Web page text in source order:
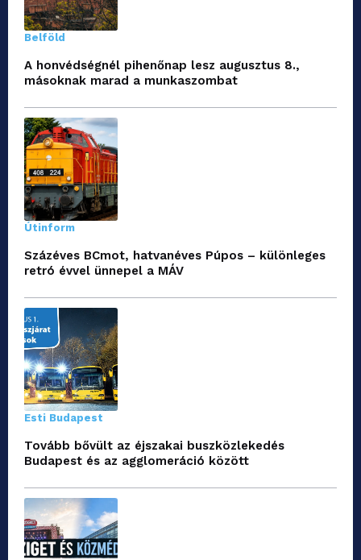
Belföld
A honvédségnél pihenőnap lesz augusztus 8.,
másoknak marad a munkaszombat
Útinform
Százéves BCmot, hatvanéves Púpos – különleges
retró évvel ünnepel a MÁV
Esti Budapest
Tovább bővült az éjszakai buszközlekedés
Budapest és az agglomeráció között